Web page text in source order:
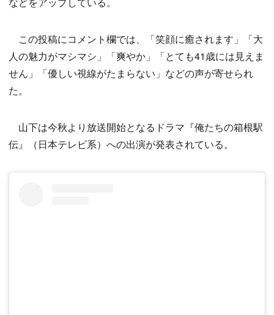
この投稿にコメント欄では、「笑顔に癒されます」「大
人の魅力がマシマシ」「爽やか」「とても41歳には見えま
せん」「優しい視線がたまらない」などの声が寄せられ
た。
山下は今秋より放送開始となるドラマ『俺たちの箱根駅
伝』（日本テレビ系）への出演が発表されている。